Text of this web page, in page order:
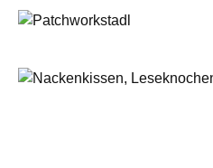
Bildergalerie überspringen